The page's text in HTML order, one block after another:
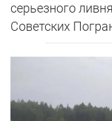
серьезного
Советских